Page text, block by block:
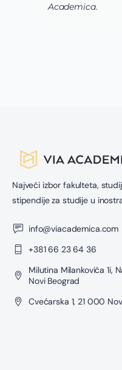
Academica.
Najveći izbor fakulteta,
stipendije za studije u
info@viacademica.com
+381 66 23 64 36
Milutina Milankovića 1i,
Novi Beograd
Cvećarska 1, 21 000